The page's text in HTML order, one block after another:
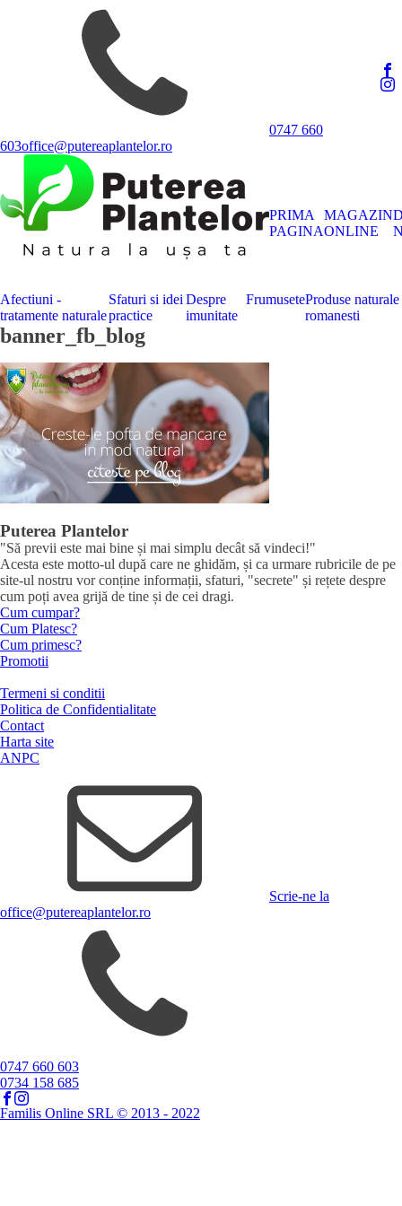
0747 660
603office@putereaplantelor.ro
PRIMA
PAGINA
MAGAZIN
ONLINE
Afectiuni -
tratamente naturale
Sfaturi si idei
practice
Despre
imunitate
FrumuseteProduse naturale
romanesti
banner_fb_blog
Puterea Plantelor
"Să previi este mai bine și mai simplu decât să vindeci!"
Acesta este motto-ul după care ne ghidăm, și ca urmare rubricile de pe
site-ul nostru vor conține informații, sfaturi, "secrete" și rețete despre
cum poți avea grijă de tine și de cei dragi.
Cum cumpar?
Cum Platesc?
Cum primesc?
Promotii
Termeni si conditii
Politica de Confidentialitate
Contact
Harta site
ANPC
Scrie-ne la
office@putereaplantelor.ro
0747 660 603
0734 158 685
Familis Online SRL © 2013 - 2022